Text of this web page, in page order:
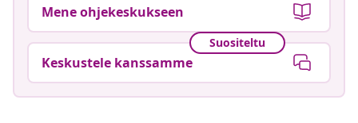
Mene ohjekeskukseen
Suositeltu
Keskustele kanssamme